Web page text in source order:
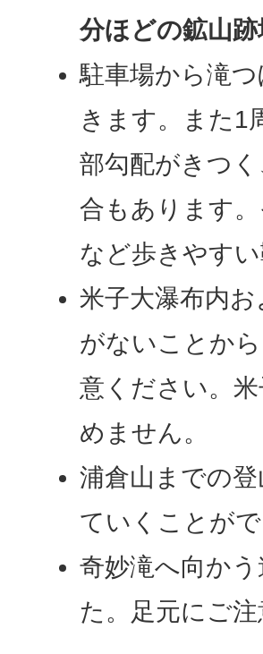
分ほどの鉱山
駐車場から滝
きます。また1
部勾配がきつ
合もあります
など歩きやす
米子大瀑布内
がないことか
意ください。
めません。
浦倉山までの
ていくことがで
奇妙滝へ向か
た。足元にご